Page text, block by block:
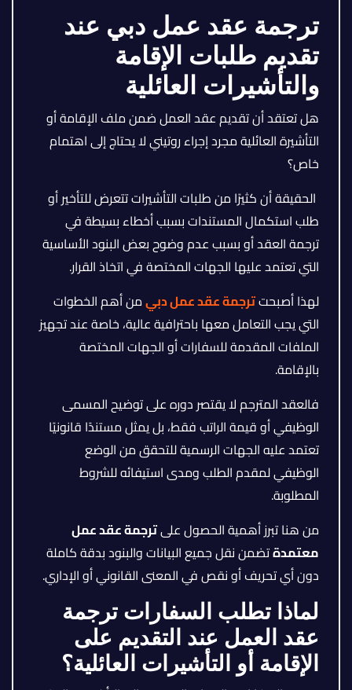
ترجمة عقد عمل دبي عند
تقديم طلبات الإقامة
والتأشيرات العائلية
هل تعتقد أن تقديم عقد العمل ضمن ملف الإقامة أو
التأشيرة العائلية مجرد إجراء روتيني لا يحتاج إلى اهتمام
خاص؟
الحقيقة أن كثيرًا من طلبات التأشيرات تتعرض للتأخير أو
طلب استكمال المستندات بسبب أخطاء بسيطة في
ترجمة العقد أو بسبب عدم وضوح بعض البنود الأساسية
التي تعتمد عليها الجهات المختصة في اتخاذ القرار.
لهذا أصبحتترجمة عقد عمل دبيمن أهم الخطوات
التي يجب التعامل معها باحترافية عالية، خاصة عند تجهيز
الملفات المقدمة للسفارات أو الجهات المختصة
بالإقامة.
فالعقد المترجم لا يقتصر دوره على توضيح المسمى
الوظيفي أو قيمة الراتب فقط، بل يمثل مستندًا قانونيًا
تعتمد عليه الجهات الرسمية للتحقق من الوضع
الوظيفي لمقدم الطلب ومدى استيفائه للشروط
المطلوبة.
من هنا تبرز أهمية الحصول علىترجمة عقد عمل
معتمدةتضمن نقل جميع البيانات والبنود بدقة كاملة
دون أي تحريف أو نقص في المعنى القانوني أو الإداري.
لماذا تطلب السفارات ترجمة
عقد العمل عند التقديم على
الإقامة أو التأشيرات العائلية؟